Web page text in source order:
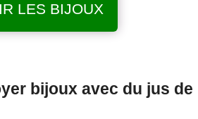
LES BIJOUX
bijoux avec du jus de